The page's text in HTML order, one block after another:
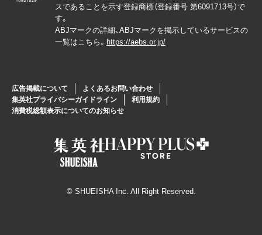
スであることを示す登録商標（登録番号 第6091713号）で
す。
ABJマークの詳細、ABJマークを掲示しているサービスの
一覧はこちら。 https://aebs.or.jp/
広告掲載について
よくあるお問い合わせ
集英社プライバシーガイドライン
利用規約
消費税総額表示についてのお知らせ
© SHUEISHA Inc. All Right Reserved.